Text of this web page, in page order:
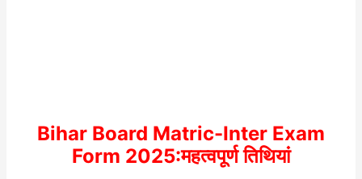
Bihar Board Matric-Inter Exam
Form 2025:महत्वपूर्ण तिथियां